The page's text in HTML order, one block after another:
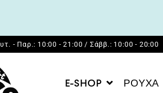
- Παρ.: 10:00 - 21:00 / Σάββ.: 10:00 - 20:00
E-SHOP ΡΟΥΧΑ